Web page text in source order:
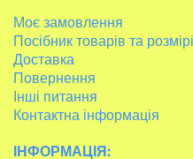
Моє замовлення
Посібник товарів та
Доставка
Повернення
Інші питання
Контактна інформація
ІНФОРМАЦІЯ: